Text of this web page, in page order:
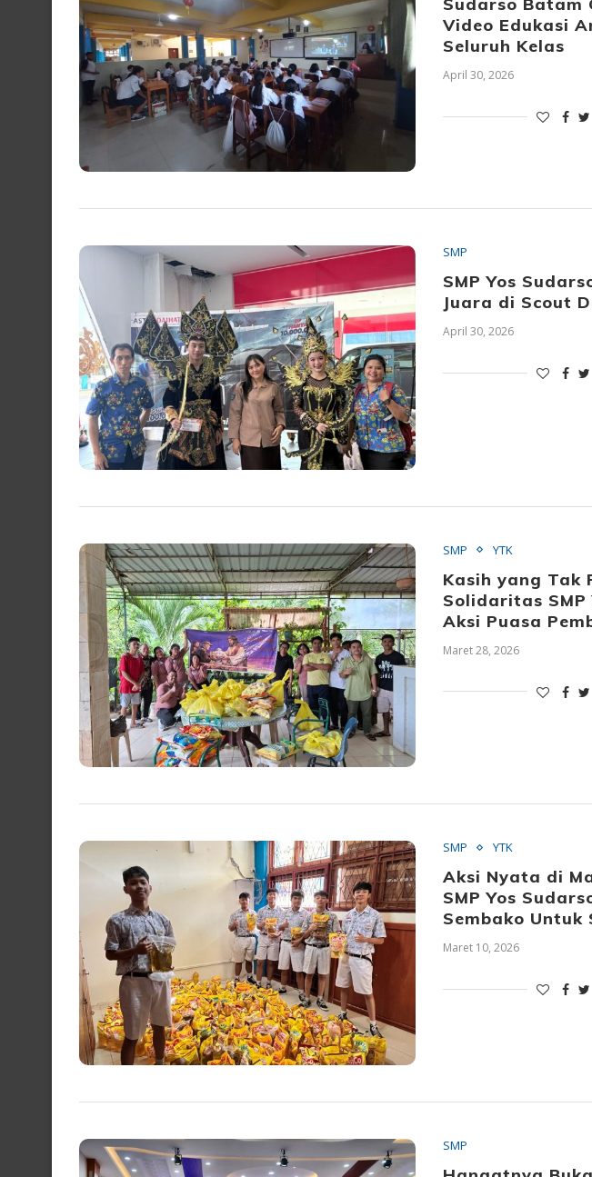
Sudarso Batam
Video Edukasi
Seluruh Kelas
April 30, 2026
SMP
SMP Yos
Juara di Scout
April 30, 2026
SMP YTK
Kasih yang Tak
Solidaritas SMP
Aksi Puasa
Maret 28, 2026
SMP YTK
Aksi Nyata di
SMP Yos
Sembako Untuk
Maret 10, 2026
SMP